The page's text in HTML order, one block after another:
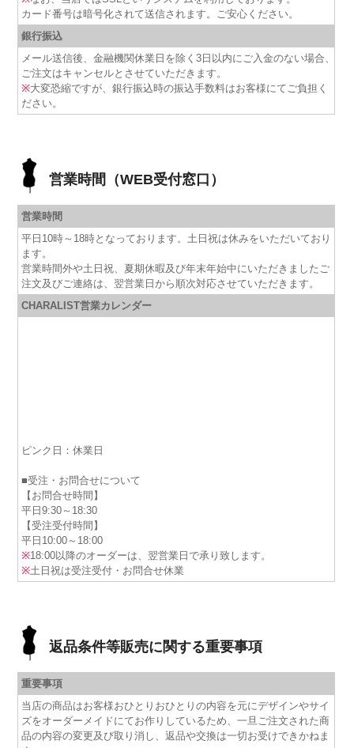
カード番号は暗号化されて送信されます。ご安心ください。
銀行振込
メール送信後、金融機関休業日を除く3日以内にご入金のない場合、
ご注文はキャンセルとさせていただきます。
※大変恐縮ですが、銀行振込時の振込手数料はお客様にてご負担く
ださい。
営業時間（WEB受付窓口）
営業時間
平日10時～18時となっております。土日祝は休みをいただいており
ます。
営業時間外や土日祝、夏期休暇及び年末年始中にいただきましたご
注文及びご連絡は、翌営業日から順次対応させていただきます。
CHARALIST営業カレンダー
ピンク日：休業日
■受注・お問合せについて
【お問合せ時間】
平日9:30～18:30
【受注受付時間】
平日10:00～18:00
※18:00以降のオーダーは、翌営業日で承り致します。
※土日祝は受注受付・お問合せ休業
返品条件等販売に関する重要事項
重要事項
当店の商品はお客様おひとりおひとりの内容を元にデザインやサイ
ズをオーダーメイドにてお作りしているため、一旦ご注文された商
品の内容の変更及び取り消し、返品や交換は一切お受けできかねま